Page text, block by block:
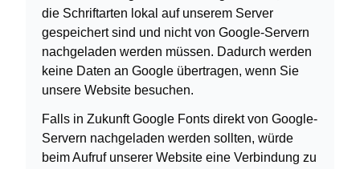
die Schriftarten lokal auf unserem Server
gespeichert sind und nicht von Google-Servern
nachgeladen werden müssen. Dadurch werden
keine Daten an Google übertragen, wenn Sie
unsere Website besuchen.
Falls in Zukunft Google Fonts direkt von Google-
Servern nachgeladen werden sollten, würde
beim Aufruf unserer Website eine Verbindung zu